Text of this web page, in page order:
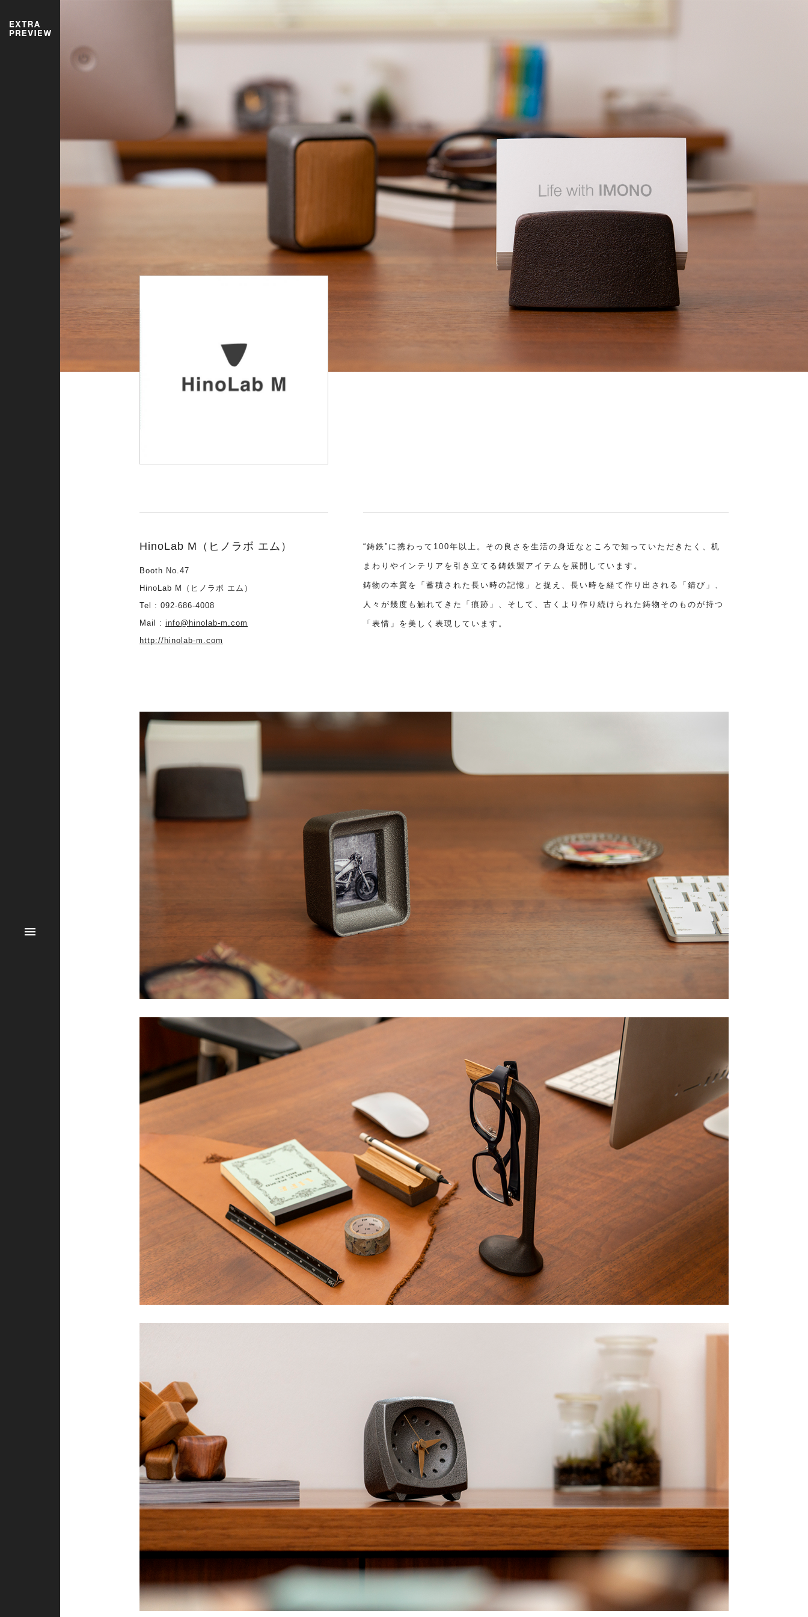
HinoLab M（ヒノラボ エム）
Booth No.47
HinoLab M（ヒノラボ エム）
Tel : 092-686-4008
Mail : info@hinolab-m.com
http://hinolab-m.com
“鋳鉄”に携わって100年以上。その良さを生活の身近なところで知っていただきたく、机
まわりやインテリアを引き立てる鋳鉄製アイテムを展開しています。
鋳物の本質を「蓄積された長い時の記憶」と捉え、長い時を経て作り出される「錆び」、
人々が幾度も触れてきた「痕跡」、そして、古くより作り続けられた鋳物そのものが持つ
「表情」を美しく表現しています。